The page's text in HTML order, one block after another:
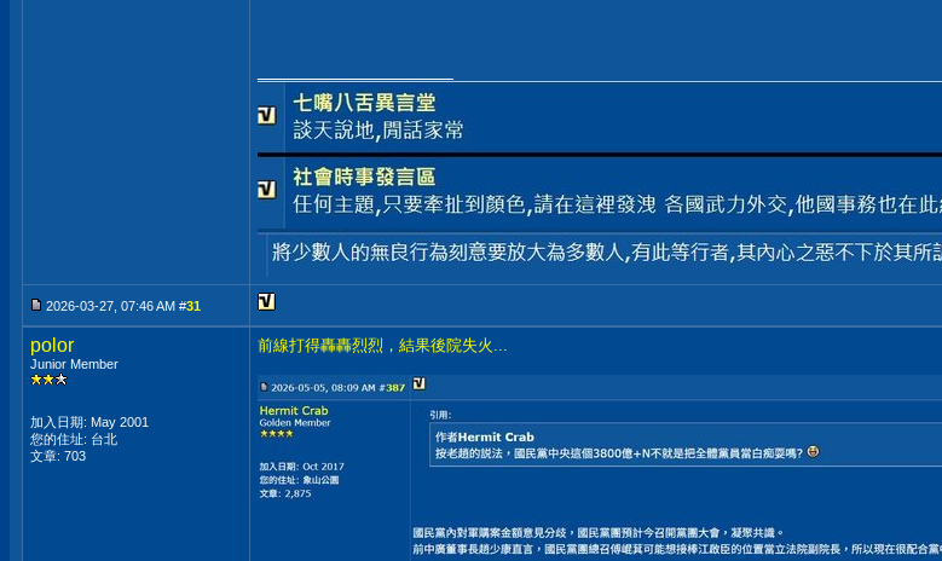
2026-03-27, 07:46 AM #31
polor
Junior Member
加入日期: May 2001
您的住址: 台北
文章: 703
前線打得轟轟烈烈，結果後院失火...